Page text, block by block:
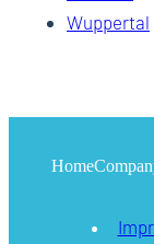
Wuppertal